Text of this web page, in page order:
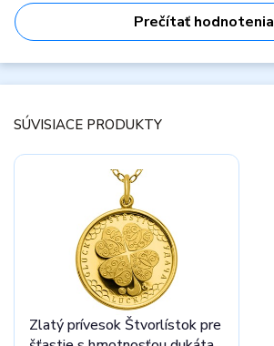
Prečítať hodnotenia
SÚVISIACE PRODUKTY
Zlatý prívesok Štvorlístok pre